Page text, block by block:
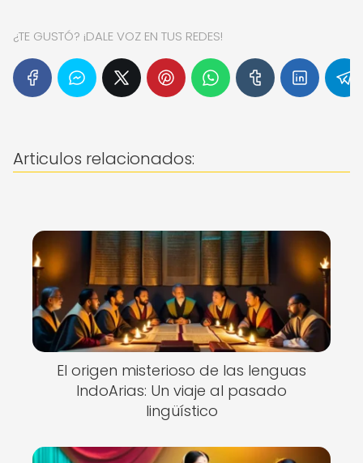
¿TE GUSTÓ? ¡DALE VOZ EN TUS REDES!
Articulos relacionados:
El origen misterioso de las lenguas
IndoArias: Un viaje al pasado
lingüístico